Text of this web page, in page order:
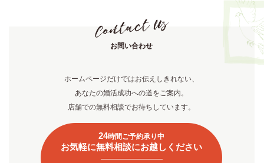
お問い合わせ
ホームページだけではお伝えしきれない、
あなたの婚活成功への道をご案内。
店舗での無料相談でお待ちしています。
24時間ご予約承り中
お気軽に無料相談にお越しください